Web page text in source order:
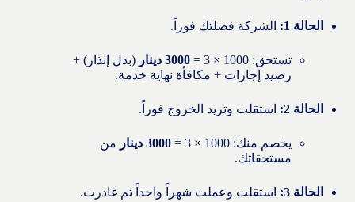
الحالة 1: الشركة فصلتك فوراً.
تستحق: 1000 × 3 = 3000 دينار
(بدل إنذار) +
رصيد إجازات + مكافأة نهاية خدمة.
الحالة 2: استقلت وتريد الخروج فوراً.
يخصم منك: 1000 × 3 = 3000 دينار
من
مستحقاتك.
الحالة 3: استقلت وعملت شهراً واحداً ثم غادرت.